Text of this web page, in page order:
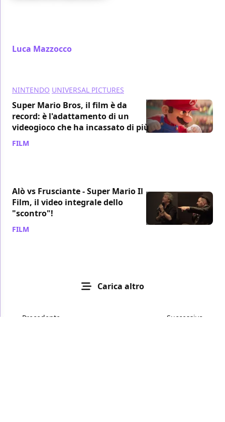
Luca Mazzocco
NINTENDO UNIVERSAL PICTURES
Super Mario Bros, il film è da
record: è l'adattamento di un
videogioco che ha incassato di più
FILM
Alò vs Frusciante - Super Mario Il
Film, il video integrale dello
"scontro"!
FILM
Carica altro
Precedente Successivo